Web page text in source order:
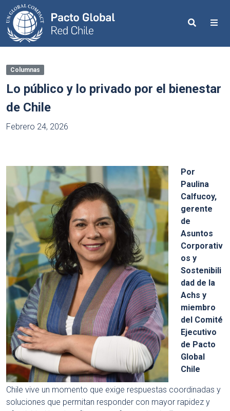
Search
Columnas
Lo público y lo privado por el bienestar
de Chile
Febrero 24, 2026
Por
Paulina
Calfucoy,
gerente
de
Asuntos
Corporativ
os y
Sostenibili
dad de la
Achs y
miembro
del Comité
Ejecutivo
de Pacto
Global
Chile
Chile vive un momento que exige respuestas coordinadas y
soluciones que permitan responder con mayor rapidez y